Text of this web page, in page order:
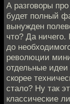
А разговоры
будет полный
вынужден
что? Да ничего.
до
революции
отдельные
скорее
стало? Ну так
классические